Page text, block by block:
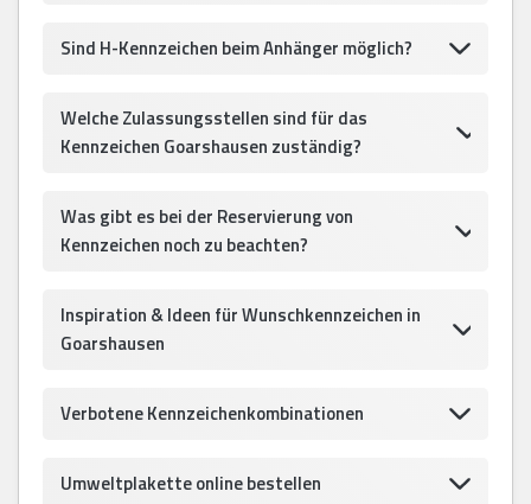
Sind H-Kennzeichen beim Anhänger möglich?
Welche Zulassungsstellen sind für das
Kennzeichen Goarshausen zuständig?
Was gibt es bei der Reservierung von
Kennzeichen noch zu beachten?
Inspiration & Ideen für Wunschkennzeichen in
Goarshausen
Verbotene Kennzeichenkombinationen
Umweltplakette online bestellen